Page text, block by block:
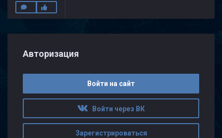
Авторизация
Войти на сайт
Войти через ВК
Зарегистрироваться